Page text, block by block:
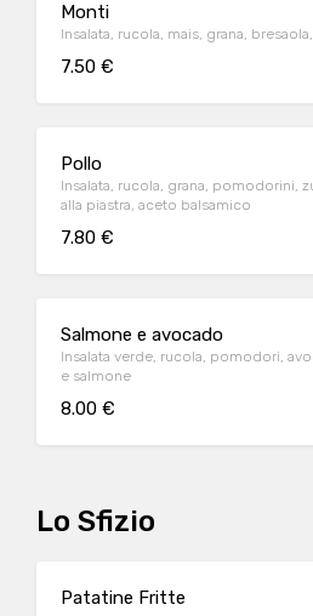
Monti
Insalata, rucola, mais, grana,
7.50 €
Pollo
Insalata, rucola, grana, pomodorini,
alla piastra, aceto balsamico
7.80 €
Salmone e avocado
Insalata verde, rucola, pomodori,
e salmone
8.00 €
Lo Sfizio
Patatine Fritte